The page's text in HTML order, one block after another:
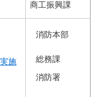
商工振興課
施
消防本部
総務課
消防署